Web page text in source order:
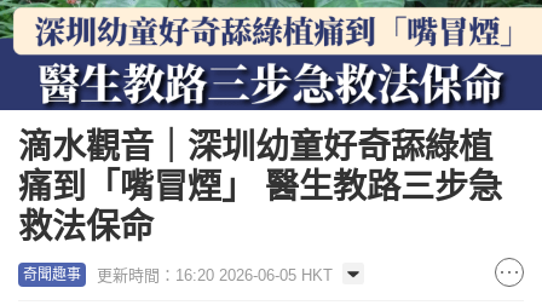
滴水觀音｜深圳幼童好奇舔綠植
痛到「嘴冒煙」 醫生教路三步急
救法保命
奇聞趣事 更新時間：16:20 2026-06-05 HKT